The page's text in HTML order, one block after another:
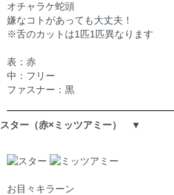
オチャラケ蛇頭
嫌なコトがあっても大丈夫！
※舌のカットは1匹1匹異なります
表：赤
中：フリー
ファスナー：黒
スター（赤×ミッツアミー） ▼
お目々キラーン